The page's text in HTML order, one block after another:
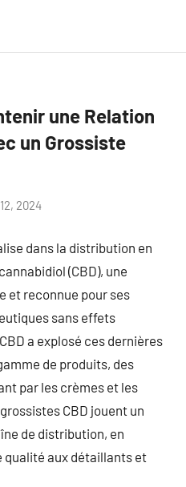
une Relation
un Grossiste
2024
dans la distribution en
(CBD), une
et reconnue pour ses
sans effets
a explosé ces dernières
de produits, des
par les crèmes et les
CBD jouent un
de distribution, en
qualité aux détaillants et